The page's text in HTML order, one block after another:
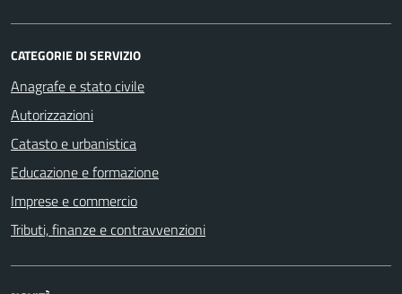
CATEGORIE DI SERVIZIO
Anagrafe e stato civile
Autorizzazioni
Catasto e urbanistica
Educazione e formazione
Imprese e commercio
Tributi, finanze e contravvenzioni